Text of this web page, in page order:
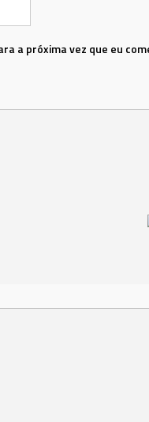
a próxima vez que eu